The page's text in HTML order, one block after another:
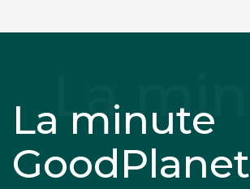
La minute
GoodPlanet